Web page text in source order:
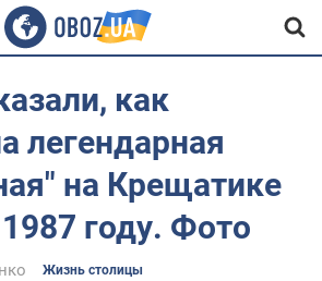
как
легендарная
на Крещатике
году. Фото
Жизнь столицы